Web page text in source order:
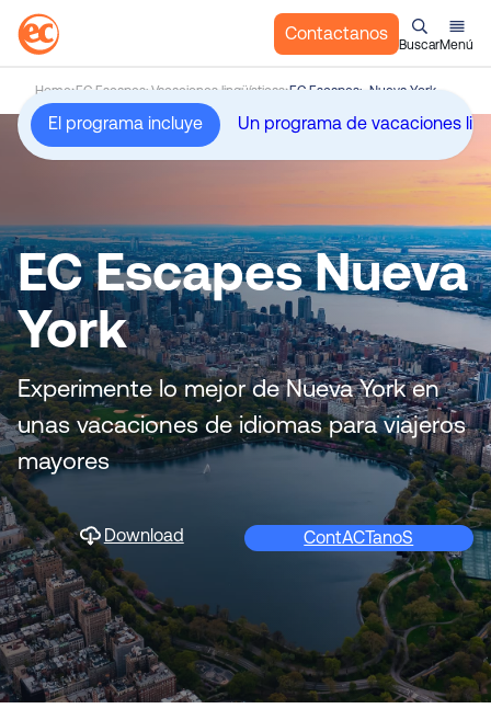
a
l
c
o
n
t
e
n
i
d
o
Contactanos
BuscarMenú
Home EC Escapes: Vacaciones lingüísticas EC Escapes: Nueva York
EC Escapes Nueva
York
Experimente lo mejor de Nueva York en
unas vacaciones de idiomas para viajeros
mayores
Download ContACTanoS
El programa incluye